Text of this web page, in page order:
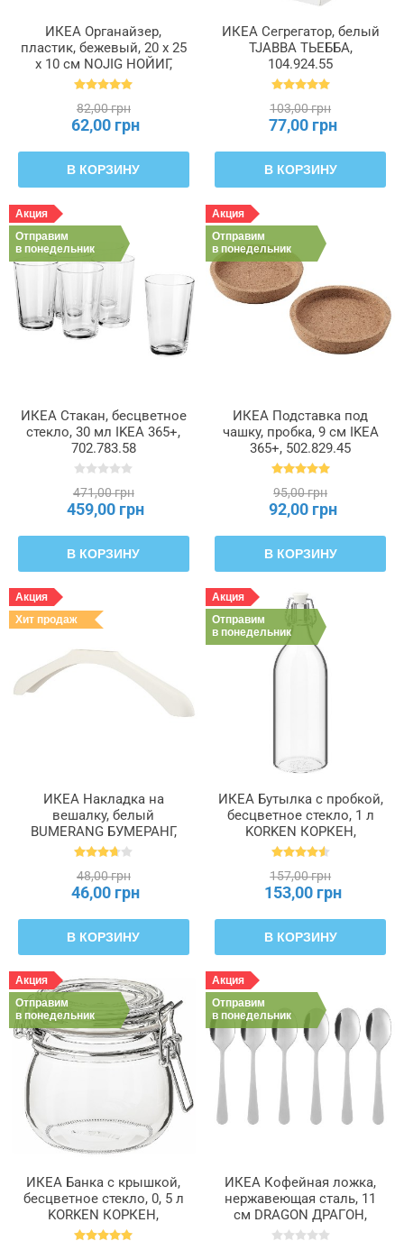
ИКЕА Органайзер,
пластик, бежевый, 20 x 25
x 10 см NOJIG НОЙИГ,
204.681.05
82,00 грн
62,00 грн
В КОРЗИНУ
ИКЕА Сегрегатор, белый
TJABBA ТЬЕББА,
104.924.55
103,00 грн
77,00 грн
В КОРЗИНУ
Акция
Отправим
в понедельник
ИКЕА Стакан, бесцветное
стекло, 30 мл IKEA 365+,
702.783.58
471,00 грн
459,00 грн
В КОРЗИНУ
Акция
Отправим
в понедельник
ИКЕА Подставка под
чашку, пробка, 9 см IKEA
365+, 502.829.45
95,00 грн
92,00 грн
В КОРЗИНУ
Акция
Хит продаж
ИКЕА Накладка на
вешалку, белый
BUMERANG БУМЕРАНГ,
702.932.74
48,00 грн
46,00 грн
В КОРЗИНУ
Акция
Отправим
в понедельник
ИКЕА Бутылка с пробкой,
бесцветное стекло, 1 л
KORKEN КОРКЕН,
302.135.52
157,00 грн
153,00 грн
В КОРЗИНУ
Акция
Отправим
в понедельник
ИКЕА Банка с крышкой,
бесцветное стекло, 0, 5 л
KORKEN КОРКЕН,
702.135.45
Акция
Отправим
в понедельник
ИКЕА Кофейная ложка,
нержавеющая сталь, 11
см DRAGON ДРАГОН,
500.917.62